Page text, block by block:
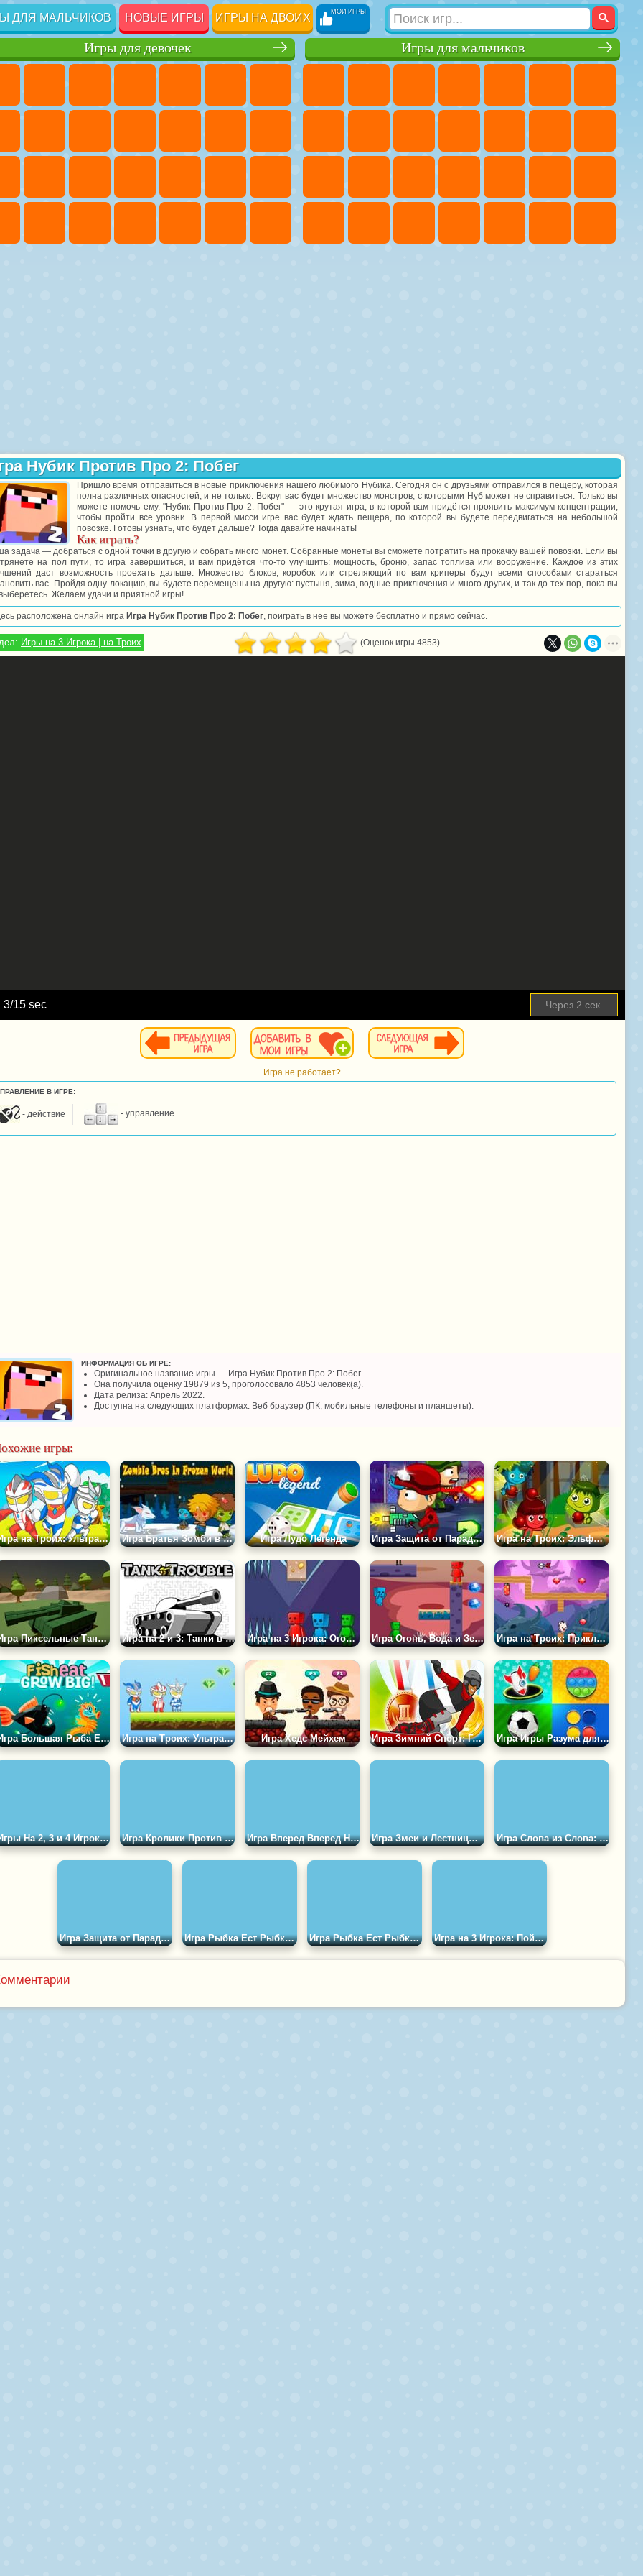
ДЛЯ МАЛЬЧИКОВ НОВЫЕ ИГРЫ ИГРЫ НА ДВОИХ МОИ ИГРЫ
Игры для мальчиков
Игры для девочек
Нубик Против Про 2: Побег
Пришло время отправиться в новые приключения нашего любимого Нубика. Сегодня он с друзьями отправился в пещеру, которая
полна различных опасностей, и не только. Вокруг вас будет множество монстров, с которыми Нуб может не справиться. Только вы
можете помочь ему. "Нубик Против Про 2: Побег" — это крутая игра, в которой вам придётся проявить максимум концентрации,
чтобы пройти все уровни. В первой мисси игре вас будет ждать пещера, по которой вы будете передвигаться на небольшой
повозке. Готовы узнать, что будет дальше? Тогда давайте начинать!
Как играть?
задача — добраться с одной точки в другую и собрать много монет. Собранные монеты вы сможете потратить на прокачку вашей повозки. Если вы
на пол пути, то игра завершиться, и вам придётся что-то улучшить: мощность, броню, запас топлива или вооружение. Каждое из этих
даст возможность проехать дальше. Множество блоков, коробок или стреляющий по вам криперы будут всеми способами стараться
вас. Пройдя одну локацию, вы будете перемещены на другую: пустыня, зима, водные приключения и много других, и так до тех пор, пока вы
Желаем удачи и приятной игры!
расположена онлайн игра Игра Нубик Против Про 2: Побег, поиграть в нее вы можете бесплатно и прямо сейчас.
Игры на 3 Игрока | на Троих (Оценок игры 4853)
4/15 sec Через 1 сек.
Игра не работает?
В ИГРЕ:
- действие - управление
ИНФОРМАЦИЯ ОБ ИГРЕ:
Оригинальное название игры — Игра Нубик Против Про 2: Побег.
Она получила оценку 19879 из 5, проголосовало 4853 человек(а).
Дата релиза: Апрель 2022.
Доступна на следующих платформах: Веб браузер (ПК, мобильные телефоны и планшеты).
игры:
Игра на Троих: Ультрамен на Острове Монстров 3 Игра Братья Зомби в Снежном Царстве Игра Лудо Легенда Игра Защита от Парада Зомби 2 Игра на Троих: Эльфы Против Зомби
Игра Пиксельные Танки на Троих Игра на 2 и 3: Танки в Лабиринте Игра на 3 Игрока: Огонь, Вода и Земля Игра Огонь, Вода и Земля в Мире Зомби 2 Игра на Троих: Приключения Поросят
Игра Большая Рыба Ест Маленькую Игра на Троих: Ультрамен на Острове Монстров 2 Игра Хедс Мейхем Игра Зимний Спорт: Герой Сноуборда Игра Игры Разума для 2, 3 и 4 Игроков
Игры На 2, 3 и 4 Игроков Игра Кролики Против Волков Игра Вперед Вперед НЛО Игра Змеи и Лестницы Мега Игра Слова из Слова: На Двоих
Игра Защита от Парада Зомби 3 Игра Рыбка Ест Рыбку 3 Игра Рыбка Ест Рыбку 1 Игра на 3 Игрока: Поймайте Яйцо